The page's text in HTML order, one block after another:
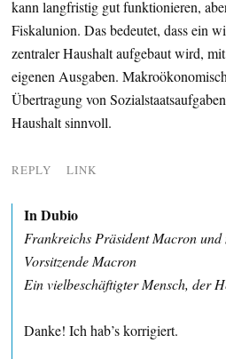
kann langfristig gut funktionieren,
Fiskalunion. Das bedeutet, dass ein
zentraler Haushalt aufgebaut wird,
eigenen Ausgaben.
Übertragung von
Haushalt sinnvoll.
REPLY LINK
In Dubio
Frankreichs Präsident Macron
Vorsitzende Macron
Ein vielbeschäftigter Mensch, der
Danke! Ich hab’s korrigiert.